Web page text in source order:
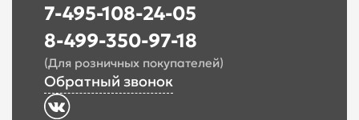
7-495-108-24-05
8-499-350-97-18
(Для розничных покупателей)
Обратный звонок